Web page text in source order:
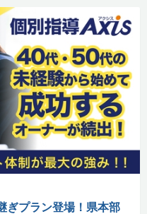
ぎプラン登場！県本部